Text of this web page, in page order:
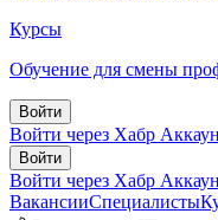
Курсы
Обучение для смены
Войти
Войти через Хабр
Войти
Войти через Хабр
ВакансииСпециалисты